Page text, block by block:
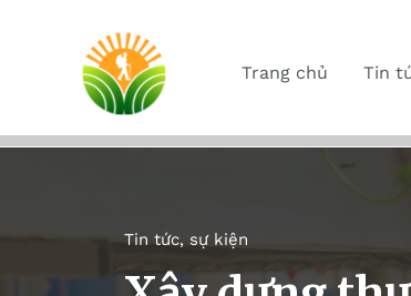
Trang chủ Tin
Tin tức, sự kiện